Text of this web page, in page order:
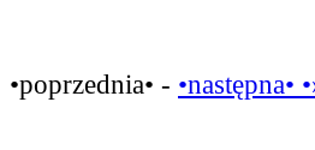
•poprzednia• - •następna•